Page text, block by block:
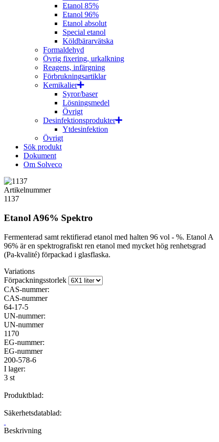
Etanol 85%
Etanol 96%
Etanol absolut
Special etanol
Köldbärarvätska
Formaldehyd
Övrig fixering, urkalkning
Reagens, infärgning
Förbrukningsartiklar
Kemikalier
Syror/baser
Lösningsmedel
Övrigt
Desinfektionsprodukter
Ytdesinfektion
Övrigt
Sök produkt
Dokument
Om Solveco
Artikelnummer
1137
Etanol A96% Spektro
Fermenterad samt rektifierad etanol med halten 96 vol - %. Etanol A
96% är en spektrografiskt ren etanol med mycket hög renhetsgrad
(Pa-kvalité) förpackad i glasflaska.
Variations
Förpackningsstorlek
CAS-nummer:
CAS-nummer
64-17-5
UN-nummer:
UN-nummer
1170
EG-nummer:
EG-nummer
200-578-6
I lager:
3 st
Produktblad:
Säkerhetsdatablad:
Beskrivning